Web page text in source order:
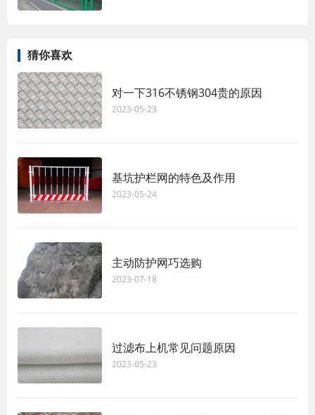
猜你喜欢
对一下316不锈钢304贵的原因
2023-05-23
基坑护栏网的特色及作用
2023-05-24
主动防护网巧选购
2023-07-18
过滤布上机常见问题原因
2023-05-23